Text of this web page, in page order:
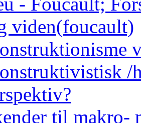
viden(foucault)
/
til makro-